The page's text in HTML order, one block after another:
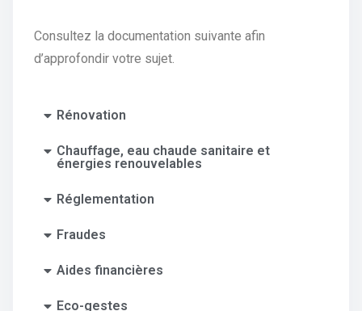
Consultez la documentation suivante afin
d’approfondir votre sujet.
Rénovation
Chauffage, eau chaude sanitaire et
énergies renouvelables
Réglementation
Fraudes
Aides financières
Eco-gestes